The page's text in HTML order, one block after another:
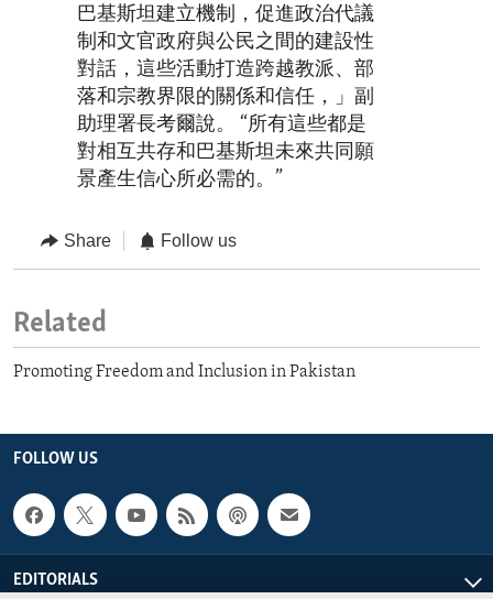
巴基斯坦建立機制，促進政治代議
制和文官政府與公民之間的建設性
對話，這些活動打造跨越教派、部
落和宗教界限的關係和信任，」副
助理署長考爾說。 “所有這些都是
對相互共存和巴基斯坦未來共同願
景產生信心所必需的。”
Share Follow us
Related
Promoting Freedom and Inclusion in Pakistan
FOLLOW US
EDITORIALS